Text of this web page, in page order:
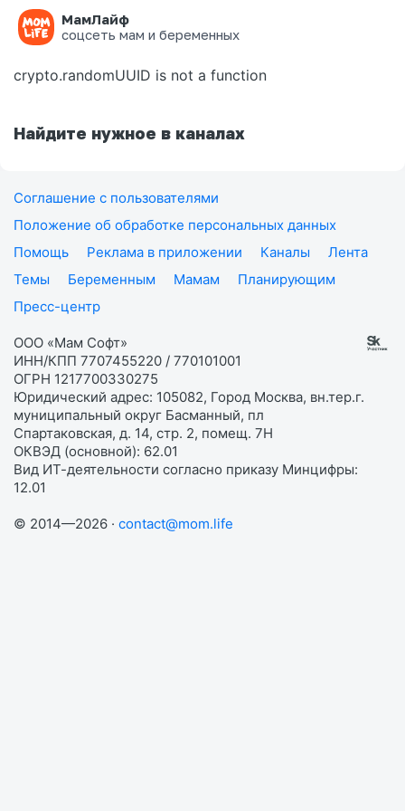
МамЛайф
соцсеть мам и беременных
Ошибка на странице
crypto.randomUUID is not a function
Найдите нужное в каналах
Соглашение с пользователями
Положение об обработке персональных данных
Помощь
Реклама в приложении Каналы
Лента
Темы
Беременным Мамам
Планирующим
Пресс-центр
ООО «Мам Софт»
ИНН/КПП 7707455220 / 770101001
ОГРН 1217700330275
Юридический адрес: 105082, Город Москва, вн.тер.г.
муниципальный округ Басманный, пл
Спартаковская, д. 14, стр. 2, помещ. 7Н
ОКВЭД (основной): 62.01
Вид ИТ-деятельности согласно приказу Минцифры:
12.01
© 2014—2026 · contact@mom.life